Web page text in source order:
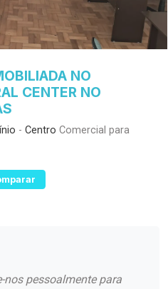
NO
CENTER NO
- Centro Comercial para
nos pessoalmente para